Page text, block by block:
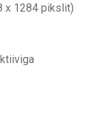
x 1284 pikslit)